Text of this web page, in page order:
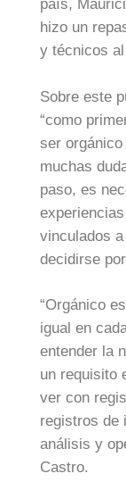
país,
hizo un
y técnicos
Sobre este
“como
ser
muchas
paso, es
vinculados
decidirse
“Orgánico
igual en
entender la
un requisito
ver con
registros de
análisis y
Castro.